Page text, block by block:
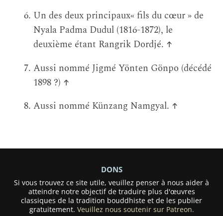
Un des deux principaux« fils du cœur » de
Nyala Padma Dudul (1816-1872), le
deuxième étant Rangrik Dordjé. ↑
Aussi nommé Jigmé Yönten Gönpo (décédé
1898 ?) ↑
Aussi nommé Künzang Namgyal. ↑
DONS
Si vous trouvez ce site utile, veuillez penser à nous aider à
atteindre notre objectif de traduire plus d'œuvres
classiques de la tradition bouddhiste et de les publier
gratuitement. Veuillez nous soutenir sur Patreon.